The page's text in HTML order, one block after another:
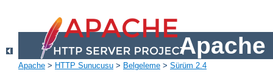
Apache
Apache > HTTP Sunucusu > Belgeleme > Sürüm 2.4